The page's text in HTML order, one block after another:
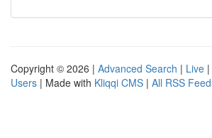
Copyright © 2026 | Advanced Search | Live |
Users | Made with Kliqqi CMS | All RSS